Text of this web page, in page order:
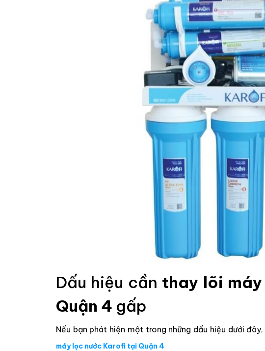
Dấu hiệu cần thay lõi
Quận 4 gấp
Nếu bạn phát hiện một trong những dấu hiệu dưới
máy lọc nước Karofi tại Quận 4